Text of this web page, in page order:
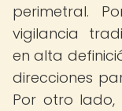
perimetral.
vigilancia
en alta
direcciones
Por otro